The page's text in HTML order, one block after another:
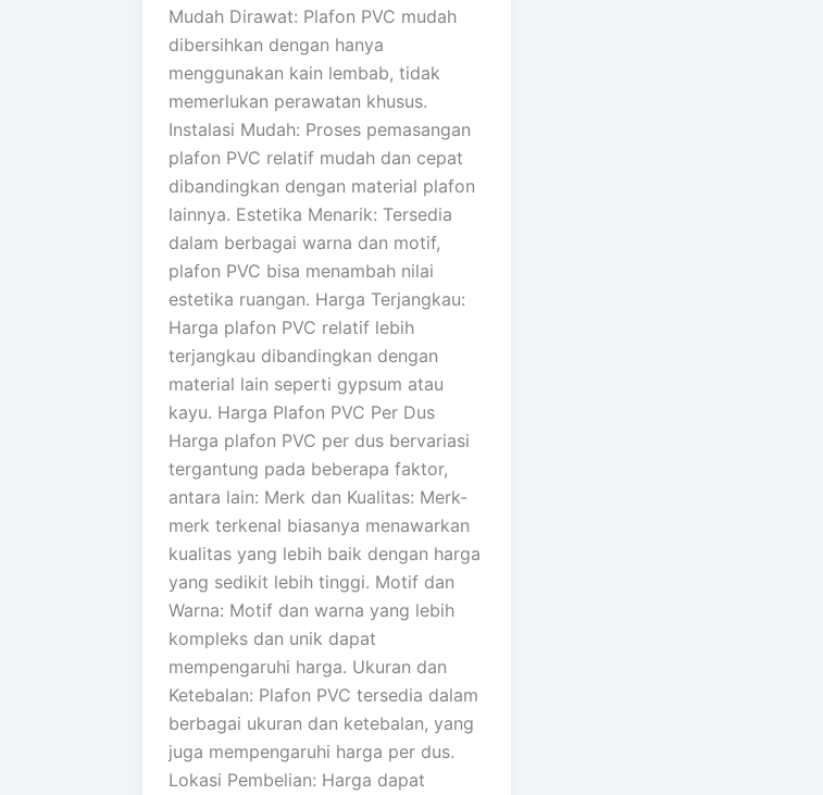
Mudah Dirawat: Plafon PVC mudah
dibersihkan dengan hanya
menggunakan kain lembab, tidak
memerlukan perawatan khusus.
Instalasi Mudah: Proses pemasangan
plafon PVC relatif mudah dan cepat
dibandingkan dengan material plafon
lainnya. Estetika Menarik: Tersedia
dalam berbagai warna dan motif,
plafon PVC bisa menambah nilai
estetika ruangan. Harga Terjangkau:
Harga plafon PVC relatif lebih
terjangkau dibandingkan dengan
material lain seperti gypsum atau
kayu. Harga Plafon PVC Per Dus
Harga plafon PVC per dus bervariasi
tergantung pada beberapa faktor,
antara lain: Merk dan Kualitas: Merk-
merk terkenal biasanya menawarkan
kualitas yang lebih baik dengan harga
yang sedikit lebih tinggi. Motif dan
Warna: Motif dan warna yang lebih
kompleks dan unik dapat
mempengaruhi harga. Ukuran dan
Ketebalan: Plafon PVC tersedia dalam
berbagai ukuran dan ketebalan, yang
juga mempengaruhi harga per dus.
Lokasi Pembelian: Harga dapat